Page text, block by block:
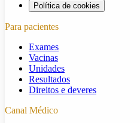
Política de cookies
Para pacientes
Exames
Vacinas
Unidades
Resultados
Direitos e deveres
Canal Médico